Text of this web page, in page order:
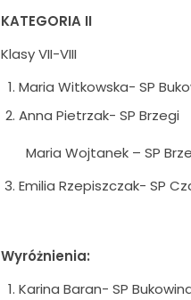
KATEGORIA II
Klasy VII-VIII
Maria Witkowska- SP
Anna Pietrzak- SP Brzegi
Maria Wojtanek – SP
Emilia Rzepiszczak- SP
Wyróżnienia:
Karina Baran- SP